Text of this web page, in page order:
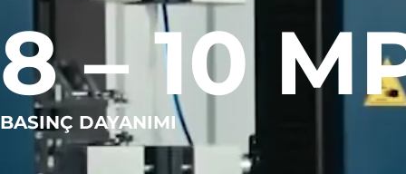
8 – 10
BASINÇ DAYANIMI